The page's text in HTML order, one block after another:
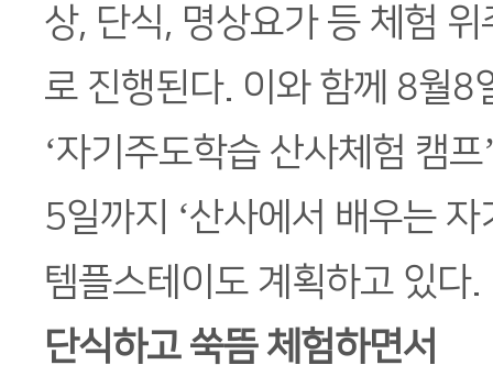
상, 단식, 명상요가 등 체험
로 진행된다. 이와 함께 8월8
‘자기주도학습 산사체험 캠
5일까지 ‘산사에서 배우는 자
템플스테이도 계획하고 있다.
단식하고 쑥뜸 체험하면서